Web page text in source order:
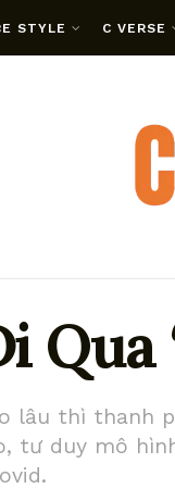
STYLE C VERSE
Qua
lâu thì thanh
tư duy mô